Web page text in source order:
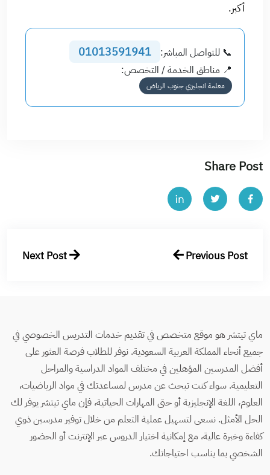
أكبر.
📞 للتواصل المباشر: 01013591941
📍 مناطق الخدمة / التخصص:
معلمة انجليزي جنوب الرياض
Share Post
Previous Post
Next Post
ماي تيتشر هو موقع متخصص في تقديم خدمات التدريس الخصوصي في
جميع أنحاء المملكة العربية السعودية. نوفر للطلاب فرصة العثور على
أفضل المدرسين المؤهلين في مختلف المواد الدراسية والمراحل
التعليمية. سواء كنت تبحث عن مدرس لمساعدتك في مواد الرياضيات،
العلوم، اللغة الإنجليزية أو حتى المهارات الحياتية، فإن ماي تيتشر يوفر لك
الحل الأمثل. نسعى لتسهيل عملية التعلم من خلال توفير مدرسين ذوي
كفاءة وخبرة عالية، مع إمكانية اختيار الدروس عبر الإنترنت أو الحضور
الشخصي بما يناسب احتياجاتك.